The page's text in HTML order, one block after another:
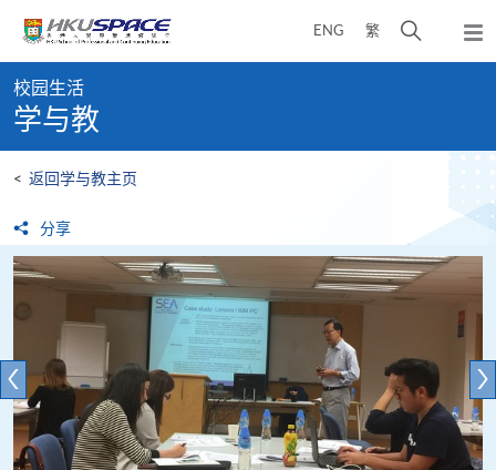
content
ENG 繁
开
弹
出
content
start
校园生活
学与教
< 返回学与教主页
分享